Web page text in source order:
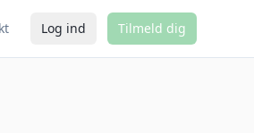
Log ind Tilmeld dig